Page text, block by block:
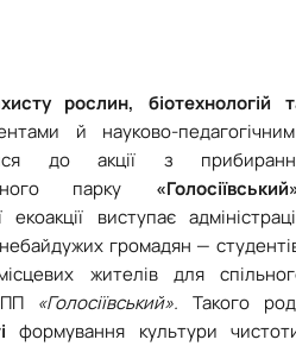
named after V.F. Peresypkin
рослин, біотехнологій
й науково-
до акції з
парку
виступає
громадян —
жителів для
«Голосіївський». Такого
формування культури